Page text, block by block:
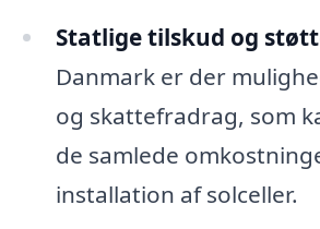
Statlige tilskud og
Danmark er der
og skattefradrag, som
de samlede
installation af solceller.